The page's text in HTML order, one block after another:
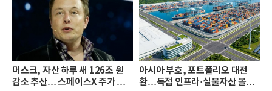
머스크, 자산 하루 새 126조 원
감소 추산… 스페이스X 주가 하
아시아 부호, 포트폴리오 대전
환…독점 인프라·실물자산 몰린